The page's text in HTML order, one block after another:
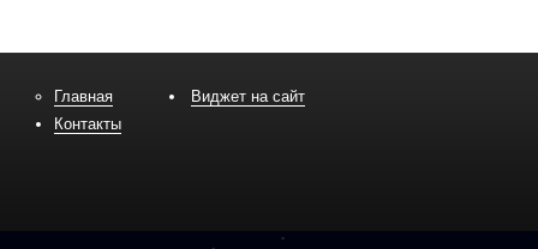
Главная
Контакты
Виджет на сайт